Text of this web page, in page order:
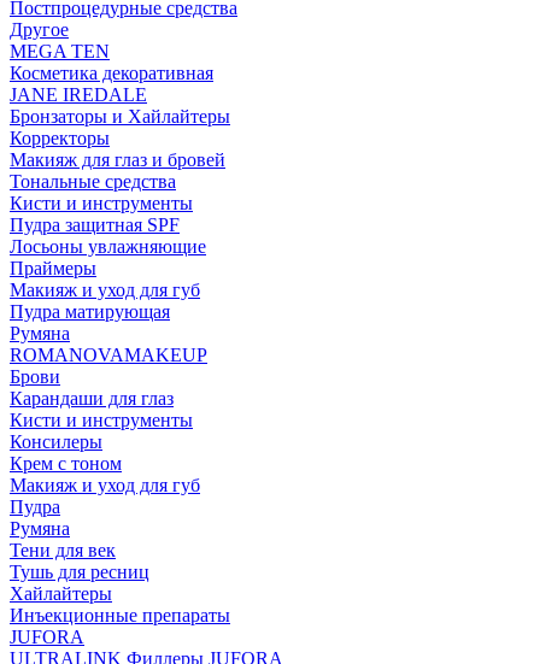
Постпроцедурные средства
Другое
MEGA TEN
Косметика декоративная
JANE IREDALE
Бронзаторы и Хайлайтеры
Корректоры
Макияж для глаз и бровей
Тональные средства
Кисти и инструменты
Пудра защитная SPF
Лосьоны увлажняющие
Праймеры
Макияж и уход для губ
Пудра матирующая
Румяна
ROMANOVAMAKEUP
Брови
Карандаши для глаз
Кисти и инструменты
Консилеры
Крем с тоном
Макияж и уход для губ
Пудра
Румяна
Тени для век
Тушь для ресниц
Хайлайтеры
Инъекционные препараты
JUFORA
ULTRALINK Филлеры JUFORA